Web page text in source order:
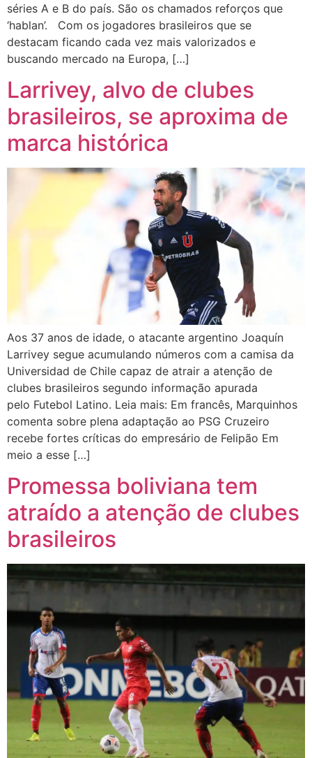
séries A e B do país. São os chamados reforços que
‘hablan’. Com os jogadores brasileiros que se
destacam ficando cada vez mais valorizados e
buscando mercado na Europa, […]
Larrivey, alvo de clubes
brasileiros, se aproxima de
marca histórica
Aos 37 anos de idade, o atacante argentino Joaquín
Larrivey segue acumulando números com a camisa da
Universidad de Chile capaz de atrair a atenção de
clubes brasileiros segundo informação apurada
pelo Futebol Latino. Leia mais: Em francês, Marquinhos
comenta sobre plena adaptação ao PSG Cruzeiro
recebe fortes críticas do empresário de Felipão Em
meio a esse […]
Promessa boliviana tem
atraído a atenção de clubes
brasileiros